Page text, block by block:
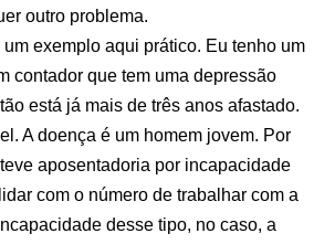
outro problema.
exemplo aqui prático. Eu tenho um
contador que tem uma depressão
está já mais de três anos afastado.
A doença é um homem jovem. Por
aposentadoria por incapacidade
com o número de trabalhar com a
desse tipo, no caso, a